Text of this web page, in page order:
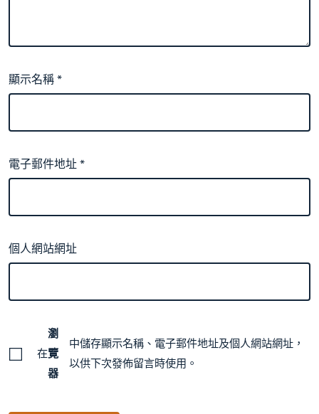
顯示名稱*
電子郵件地址*
個人網站網址
在
瀏
覽
器
中儲存顯示名稱、電子郵件地址及個人網站網址，
以供下次發佈留言時使用。